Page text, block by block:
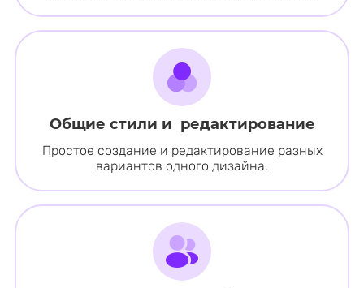
Общие стили и редактирование
Простое создание и редактирование разных
вариантов одного дизайна.